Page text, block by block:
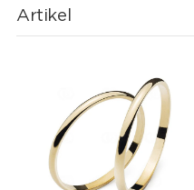
Artikel